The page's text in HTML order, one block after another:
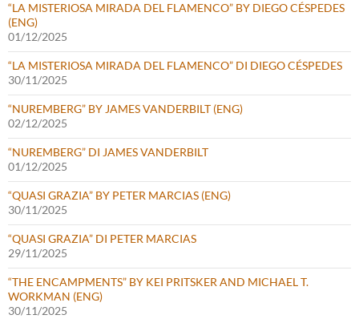
“LA MISTERIOSA MIRADA DEL FLAMENCO” BY DIEGO CÉSPEDES
(ENG)
01/12/2025
“LA MISTERIOSA MIRADA DEL FLAMENCO” DI DIEGO CÉSPEDES
30/11/2025
“NUREMBERG” BY JAMES VANDERBILT (ENG)
02/12/2025
“NUREMBERG” DI JAMES VANDERBILT
01/12/2025
“QUASI GRAZIA” BY PETER MARCIAS (ENG)
30/11/2025
“QUASI GRAZIA” DI PETER MARCIAS
29/11/2025
“THE ENCAMPMENTS” BY KEI PRITSKER AND MICHAEL T.
WORKMAN (ENG)
30/11/2025